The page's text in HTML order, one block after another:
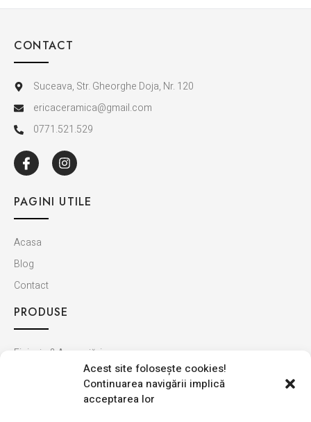
Acest site foloseşte cookies!
Continuarea navigării implică
acceptarea lor
CONTACT
Suceava, Str. Gheorghe Doja, Nr. 120
ericaceramica@gmail.com
0771.521.529
PAGINI UTILE
Acasa
Blog
Contact
PRODUSE
Finisaje & Amenajări
Baie & Bucătărie
Montaj & Materiale